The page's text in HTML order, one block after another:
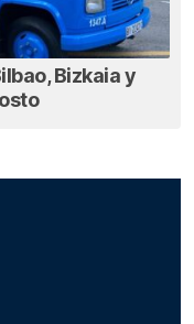
Bizkaia y